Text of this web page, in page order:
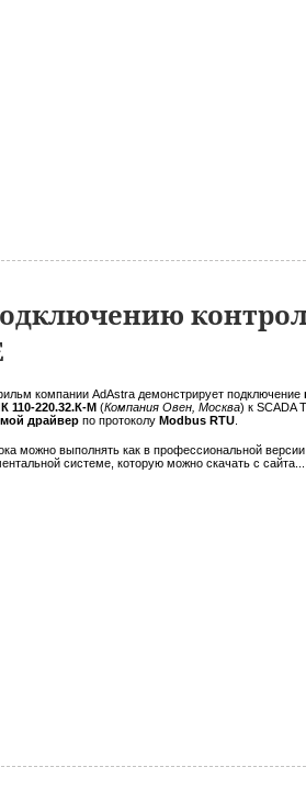
компании AdAstra демонстрирует подключение
110-220.32.К-М (Компания Овен, Москва) к SCADA
драйвер по протоколу Modbus RTU
можно выполнять как в профессиональной
системе, которую можно скачать с сайта...